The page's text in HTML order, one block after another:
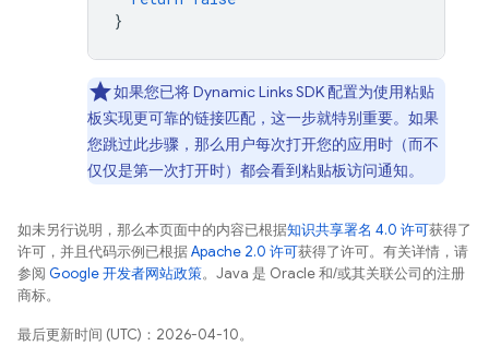
}
如果您已将Dynamic LinksSDK 配置为使用粘贴
板实现更可靠的链接匹配，这一步就特别重要。如果
您跳过此步骤，那么用户每次打开您的应用时（而不
仅仅是第一次打开时）都会看到粘贴板访问通知。
如未另行说明，那么本页面中的内容已根据知识共享署名 4.0 许可获得了
许可，并且代码示例已根据Apache 2.0 许可获得了许可。有关详情，请
参阅 Google 开发者网站政策。Java 是 Oracle 和/或其关联公司的注册
商标。
最后更新时间 (UTC)：2026-04-10。